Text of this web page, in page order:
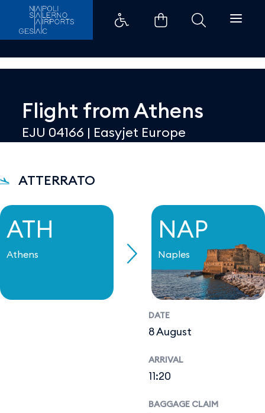
Dettaglio - Aeroporti di Napoli
Flight fromAthens
EJU 04166 | Easyjet Europe
ATTERRATO
ATH
Athens
NAP
Naples
DATE
8 August
ARRIVAL
11:20
BAGGAGE CLAIM